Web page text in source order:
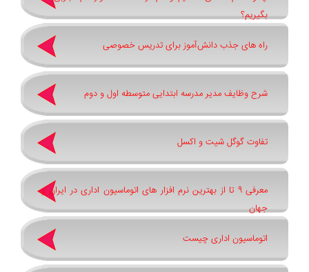
بگیریم؟
راه های جذب دانش‌آموز برای تدریس خصوصی
شرح وظایف مدیر مدرسه ابتدایی متوسطه اول و دوم
تفاوت گوگل شیت و اکسل
معرفی 9 تا از بهترین نرم افزار های اتوماسیون اداری در ایران و
جهان
اتوماسیون اداری چیست